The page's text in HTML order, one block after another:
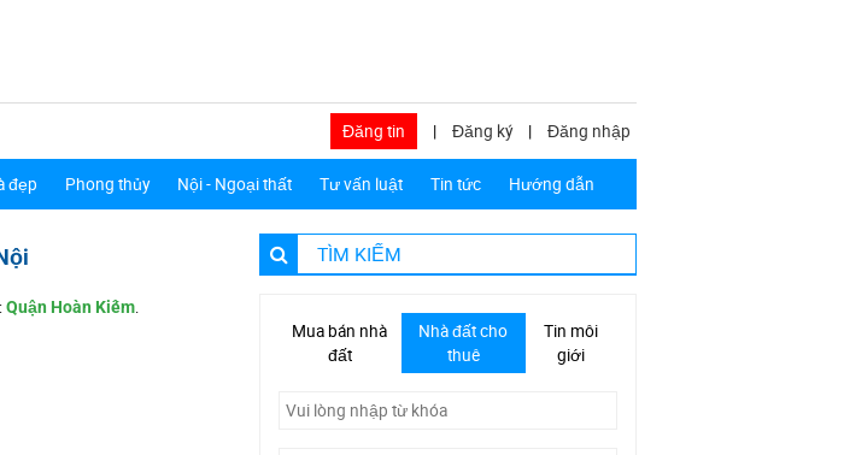
Đăng tin | Đăng ký | Đăng nhập
đẹp Phong thủy Nội - Ngoại thất Tư vấn luật Tin tức Hướng dẫn
Quận Hoàn Kiếm.
TÌM KIẾM
Mua bán nhà
đất
Nhà đất cho
thuê
Tin môi
giới